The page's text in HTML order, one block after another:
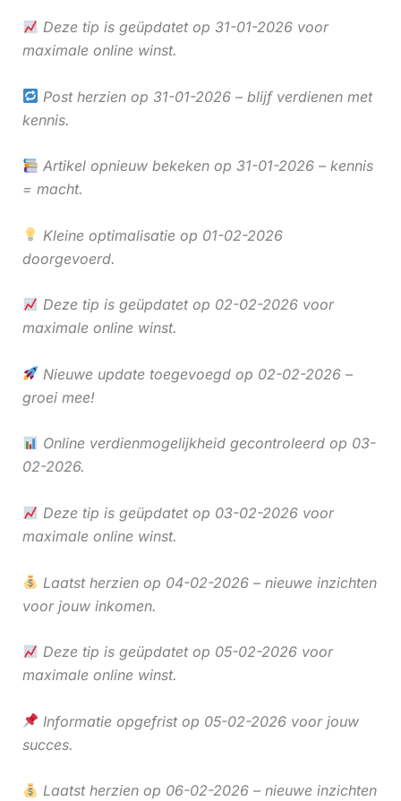
Deze tip is geüpdatet op 31-01-2026 voor
maximale online winst.
Post herzien op 31-01-2026 – blijf verdienen met
kennis.
Artikel opnieuw bekeken op 31-01-2026 – kennis
= macht.
Kleine optimalisatie op 01-02-2026
doorgevoerd.
Deze tip is geüpdatet op 02-02-2026 voor
maximale online winst.
Nieuwe update toegevoegd op 02-02-2026 –
groei mee!
Online verdienmogelijkheid gecontroleerd op 03-
02-2026.
Deze tip is geüpdatet op 03-02-2026 voor
maximale online winst.
Laatst herzien op 04-02-2026 – nieuwe inzichten
voor jouw inkomen.
Deze tip is geüpdatet op 05-02-2026 voor
maximale online winst.
Informatie opgefrist op 05-02-2026 voor jouw
succes.
Laatst herzien op 06-02-2026 – nieuwe inzichten